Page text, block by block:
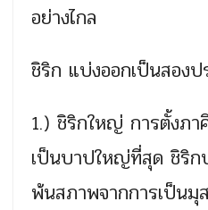
อย่างไกล
ชิริก แบ่งออกเป็นสอง
1.) ชิริกใหญ่ การตั้งภา
เป็นบาปใหญ่ที่สุด ชิริก
พ้นสภาพจากการเป็นมุ